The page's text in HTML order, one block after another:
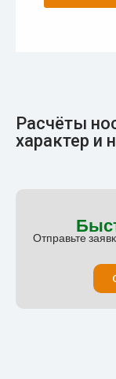
Расчёты
характер и
Отправьте